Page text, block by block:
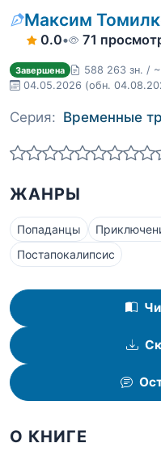
Максим
0.0• 71
Завершена
588 263 зн. /
04.05.2026 (обн.
Серия: Временные
ЖАНРЫ
Попаданцы
Постапокалипсис
О КНИГЕ